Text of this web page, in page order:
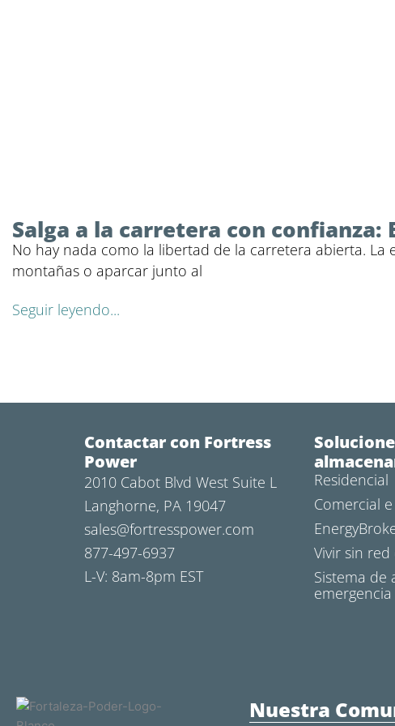
Salga a la carretera con
No hay nada como la libertad de la carretera abierta.
montañas o aparcar junto al
Seguir leyendo...
Contactar con Fortress
Power
2010 Cabot Blvd West Suite L
Langhorne, PA 19047
sales@fortresspower.com
877-497-6937
L-V: 8am-8pm EST
Residencial
Comercial
Vivir sin red
Sistema de
Nuestra